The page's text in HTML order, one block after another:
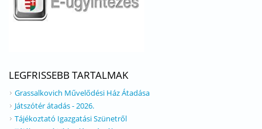
LEGFRISSEBB TARTALMAK
Grassalkovich Művelődési Ház Átadása
Játszótér átadás - 2026.
Tájékoztató Igazgatási Szünetről